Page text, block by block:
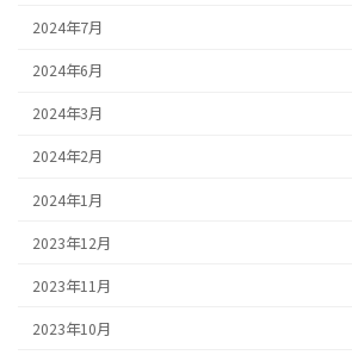
2024年7月
2024年6月
2024年3月
2024年2月
2024年1月
2023年12月
2023年11月
2023年10月